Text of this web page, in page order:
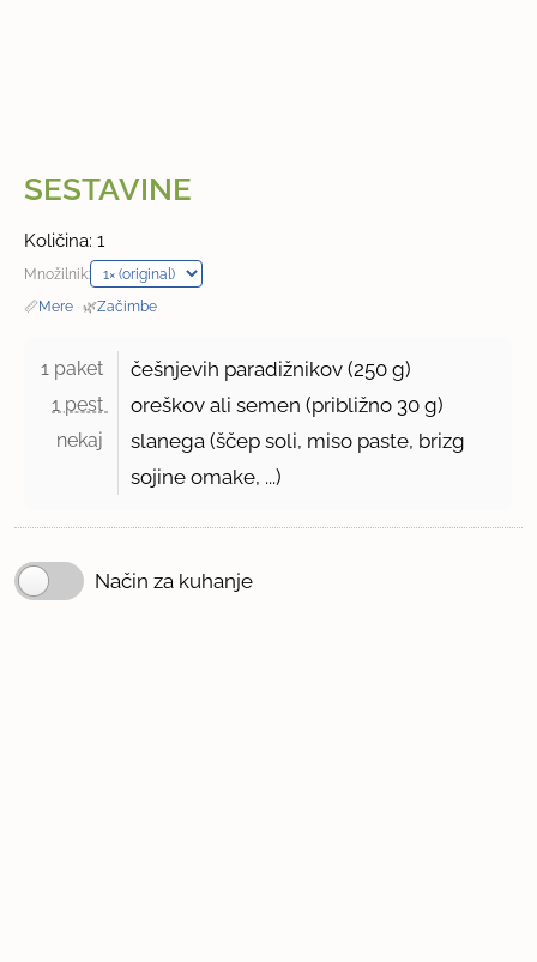
SESTAVINE
Količina: 1
Množilnik:
📏Mere · 🌿Začimbe
1 paket češnjevih paradižnikov (250 g)
1 pest oreškov ali semen (približno 30 g)
nekaj
slanega (ščep soli, miso paste, brizg
sojine omake, ...)
Način za kuhanje